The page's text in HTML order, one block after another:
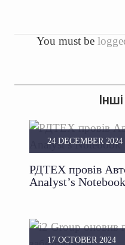
You must be
РДТЕХ провів
Analyst’s Notebook
24 DECEMBER 2024
17 OCTOBER 2024